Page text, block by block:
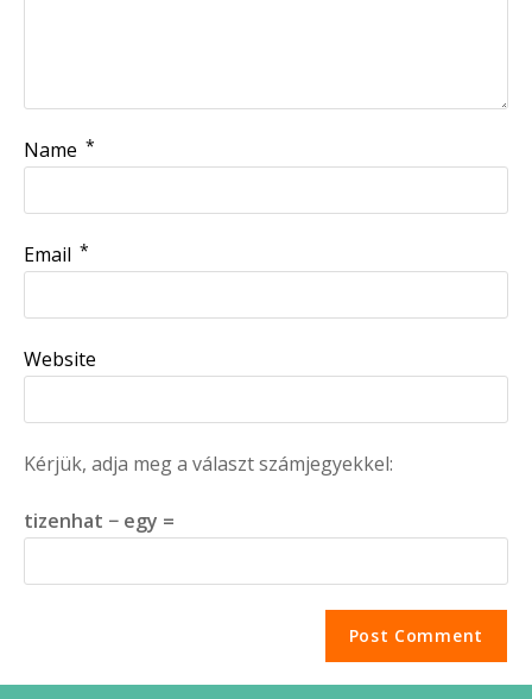
Name *
Email *
Website
Kérjük, adja meg a választ számjegyekkel:
tizenhat − egy =